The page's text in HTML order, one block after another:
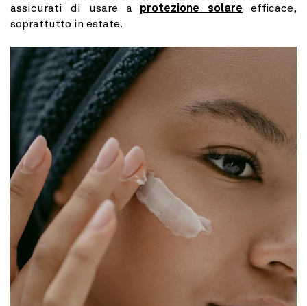
assicurati di usare a protezione solare efficace,
soprattutto in estate.